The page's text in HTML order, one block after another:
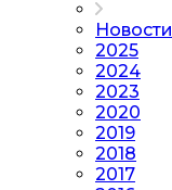
Новости
2025
2024
2023
2020
2019
2018
2017